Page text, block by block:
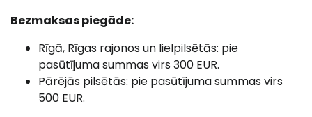
Bezmaksas piegāde:
Rīgā, Rīgas rajonos un lielpilsētās: pie
pasūtījuma summas virs 300 EUR.
Pārējās pilsētās: pie pasūtījuma summas virs
500 EUR.